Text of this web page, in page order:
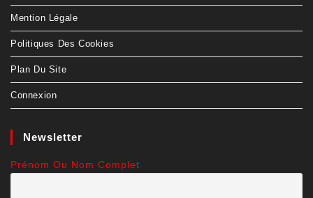
Mention Légale
Politiques Des Cookies
Plan Du Site
Connexion
Newsletter
Prénom Ou Nom Complet